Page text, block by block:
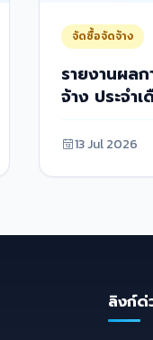
จัดซื้อจัดจ้าง
รายงานผล
จ้าง ประจำ
13 Jul 2026
ลิงก์ด่